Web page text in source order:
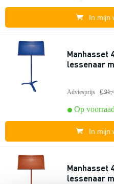
In mijn
Manhasset
lessenaar
Adviesprijs € 91,-
Op
In mijn
Manhasset
lessenaar